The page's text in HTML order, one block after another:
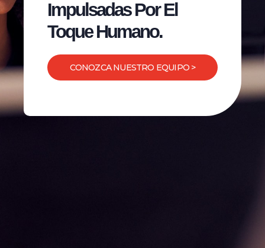
Impulsadas Por El
Toque Humano.
CONOZCA NUESTRO EQUIPO >